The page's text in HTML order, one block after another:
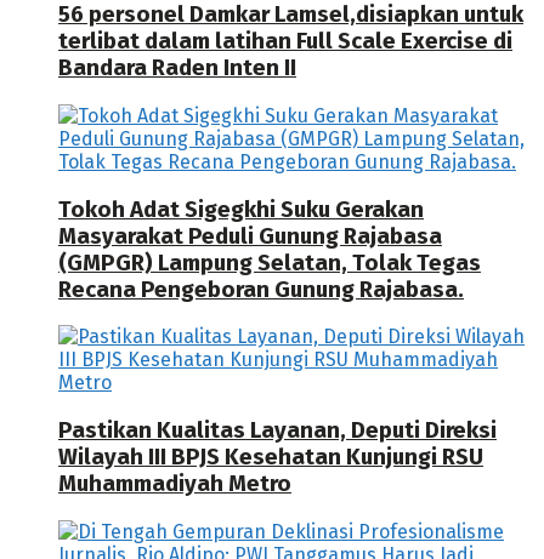
56 personel Damkar Lamsel,disiapkan untuk
terlibat dalam latihan Full Scale Exercise di
Bandara Raden Inten II
Tokoh Adat Sigegkhi Suku Gerakan
Masyarakat Peduli Gunung Rajabasa
(GMPGR) Lampung Selatan, Tolak Tegas
Recana Pengeboran Gunung Rajabasa.
Pastikan Kualitas Layanan, Deputi Direksi
Wilayah III BPJS Kesehatan Kunjungi RSU
Muhammadiyah Metro